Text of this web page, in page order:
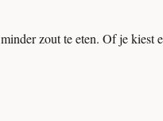
zout te eten. Of je kiest